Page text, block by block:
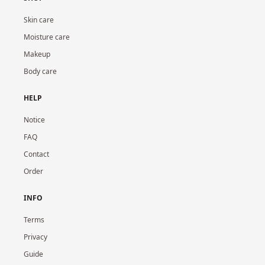
Skin care
Moisture care
Makeup
Body care
HELP
Notice
FAQ
Contact
Order
INFO
Terms
Privacy
Guide